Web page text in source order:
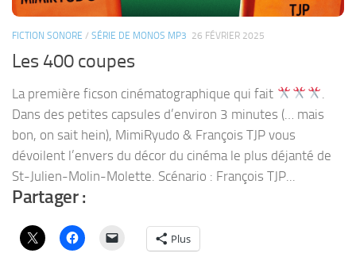
FICTION SONORE / SÉRIE DE MONOS MP3 26 FÉVRIER 2025
Les 400 coupes
La première ficson cinématographique qui fait
Dans des petites capsules d’environ 3 minutes (… mais
bon, on sait hein), MimiRyudo & François TJP vous
dévoilent l’envers du décor du cinéma le plus déjanté de
St-Julien-Molin-Molette. Scénario : François TJP...
Partager :
Plus